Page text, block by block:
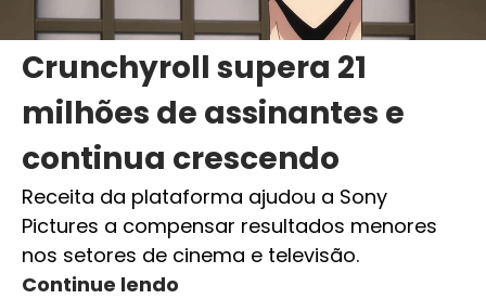
Crunchyroll supera 21
milhões de assinantes e
continua crescendo
Receita da plataforma ajudou a Sony
Pictures a compensar resultados menores
nos setores de cinema e televisão.
Continue lendo